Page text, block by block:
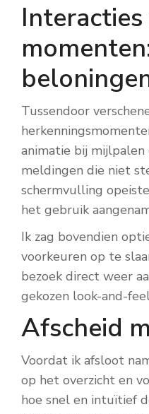
Interacties
Tussendoor
animatie bij mijlpalen
meldingen die niet
schermvulling
het gebruik
Ik zag bovendien
voorkeuren op te
bezoek direct weer
gekozen look-and-
Afscheid
Voordat ik afsloot
op het overzicht en
hoe snel en intuïtief